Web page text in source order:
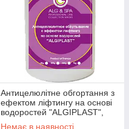
Антицелюлітне обгортання з
ефектом ліфтингу на основі
водоростей "ALGIPLAST",
500 г
Немає в наявності